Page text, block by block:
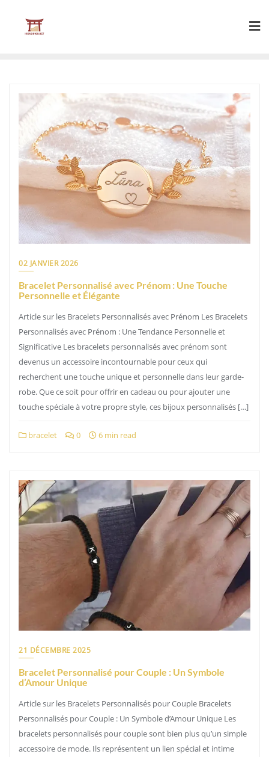
content
02 JANVIER 2026
Bracelet Personnalisé avec Prénom : Une Touche
Personnelle et Élégante
Article sur les Bracelets Personnalisés avec Prénom Les Bracelets
Personnalisés avec Prénom : Une Tendance Personnelle et
Significative Les bracelets personnalisés avec prénom sont
devenus un accessoire incontournable pour ceux qui
recherchent une touche unique et personnelle dans leur garde-
robe. Que ce soit pour offrir en cadeau ou pour ajouter une
touche spéciale à votre propre style, ces bijoux personnalisés […]
bracelet 0 6 min read
21 DÉCEMBRE 2025
Bracelet Personnalisé pour Couple : Un Symbole
d’Amour Unique
Article sur les Bracelets Personnalisés pour Couple Bracelets
Personnalisés pour Couple : Un Symbole d’Amour Unique Les
bracelets personnalisés pour couple sont bien plus qu’un simple
accessoire de mode. Ils représentent un lien spécial et intime